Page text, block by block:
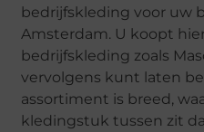
bedrijfskleding voor uw
Amsterdam. U koopt
bedrijfskleding zoals
vervolgens kunt laten
assortiment is breed,
kledingstuk tussen zit